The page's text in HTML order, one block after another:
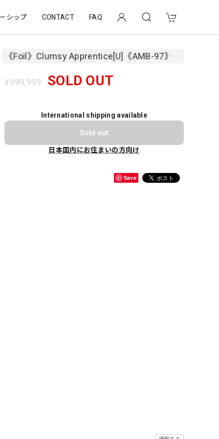
シップ CONTACT FAQ
《Foil》Clumsy Apprentice[U]《AMB-97》
¥999,999 SOLD OUT
International shipping available
Sold out
日本国内にお住まいの方向け
Save